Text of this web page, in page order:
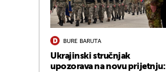
BURE BARUTA
Ukrajinski stručnjak
upozorava na novu prijetnju: